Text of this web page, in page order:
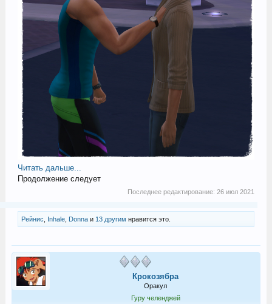
Читать дальше...
Продолжение следует
Последнее редактирование:26 июл 2021
Рейнис, Inhale, Donnaи 13 другим нравится это.
Крокозябра
Оракул
Гуру челенджей